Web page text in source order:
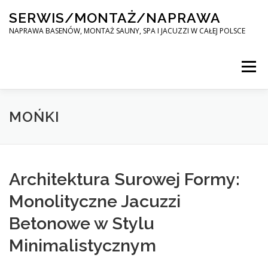
content
SERWIS/MONTAŻ/NAPRAWA
NAPRAWA BASENÓW, MONTAŻ SAUNY, SPA I JACUZZI W CAŁEJ POLSCE
Menu
SPA SERWIS
KONTAKT
MOŃKI
Architektura Surowej Formy:
Monolityczne Jacuzzi
Betonowe w Stylu
Minimalistycznym